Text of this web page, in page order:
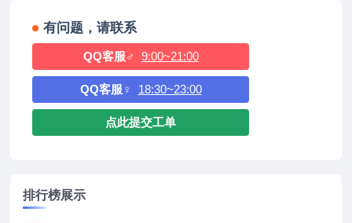
有问题，请联系
QQ客服♂ 9:00~21:00
QQ客服♀ 18:30~23:00
点此提交工单
排行榜展示